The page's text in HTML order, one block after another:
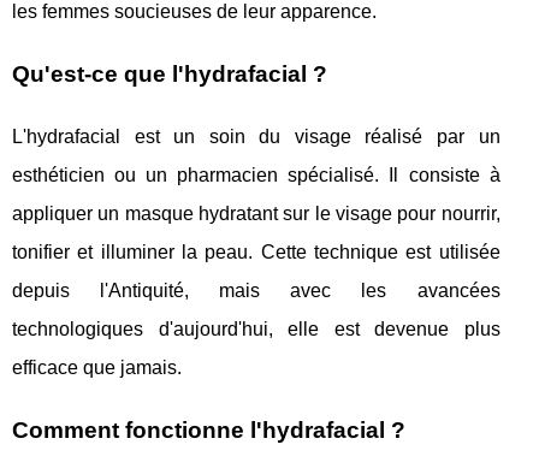
les femmes soucieuses de leur apparence.
Qu'est-ce que l'hydrafacial ?
L'hydrafacial est un soin du visage réalisé par un
esthéticien ou un pharmacien spécialisé. Il consiste à
appliquer un masque hydratant sur le visage pour nourrir,
tonifier et illuminer la peau. Cette technique est utilisée
depuis l'Antiquité, mais avec les avancées
technologiques d'aujourd'hui, elle est devenue plus
efficace que jamais.
Comment fonctionne l'hydrafacial ?